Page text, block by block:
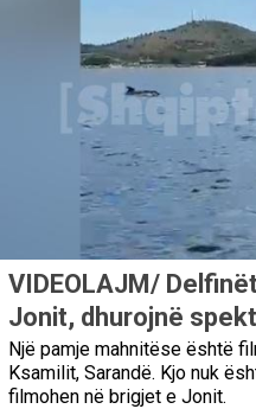
VIDEOLAJM/
Jonit, dhurojnë
Një pamje mahnitëse është
Ksamilit, Sarandë. Kjo nuk
filmohen në brigjet e Jonit.